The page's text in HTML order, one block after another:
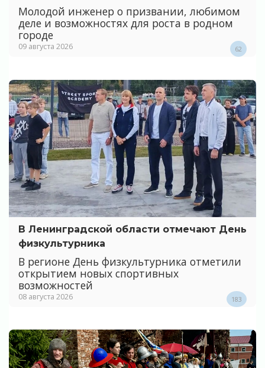
Молодой инженер о призвании, любимом
деле и возможностях для роста в родном
городе
09 августа 2026 62
В Ленинградской области отмечают День
физкультурника
В регионе День физкультурника отметили
открытием новых спортивных
возможностей
08 августа 2026 183